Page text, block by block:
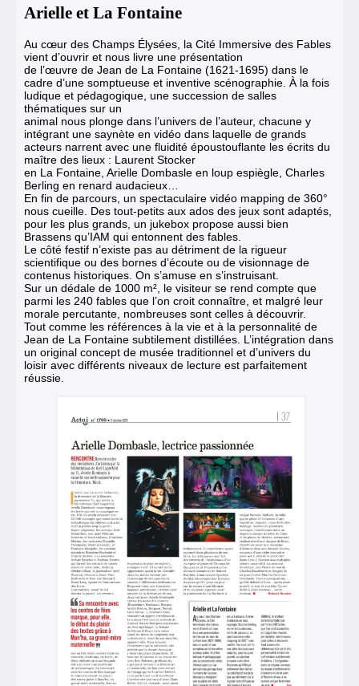
Arielle et La Fontaine
Au cœur des Champs Élysées, la Cité Immersive des Fables
vient d’ouvrir et nous livre une présentation
de l’œuvre de Jean de La Fontaine (1621-1695) dans le
cadre d’une somptueuse et inventive scénographie. À la fois
ludique et pédagogique, une succession de salles
thématiques sur un
animal nous plonge dans l’univers de l’auteur, chacune y
intégrant une saynète en vidéo dans laquelle de grands
acteurs narrent avec une fluidité époustouflante les écrits du
maître des lieux : Laurent Stocker
en La Fontaine, Arielle Dombasle en loup espiègle, Charles
Berling en renard audacieux…
En fin de parcours, un spectaculaire vidéo mapping de 360°
nous cueille. Des tout-petits aux ados des jeux sont adaptés,
pour les plus grands, un jukebox propose aussi bien
Brassens qu’IAM qui entonnent des fables.
Le côté festif n’existe pas au détriment de la rigueur
scientifique ou des bornes d’écoute ou de visionnage de
contenus historiques. On s’amuse en s’instruisant.
Sur un dédale de 1000 m², le visiteur se rend compte que
parmi les 240 fables que l’on croit connaître, et malgré leur
morale percutante, nombreuses sont celles à découvrir.
Tout comme les références à la vie et à la personnalité de
Jean de La Fontaine subtilement distillées. L’intégration dans
un original concept de musée traditionnel et d’univers du
loisir avec différents niveaux de lecture est parfaitement
réussie.